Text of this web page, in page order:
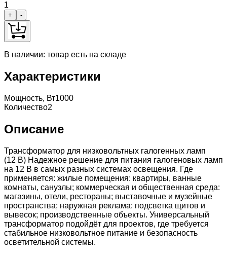
1
+ -
В наличии: товар есть на складе
Характеристики
Мощность, Вт1000
Количество2
Описание
Трансформатор для низковольтных галогенных ламп
(12 В) Надежное решение для питания галогеновых ламп
на 12 В в самых разных системах освещения. Где
применяется: жилые помещения: квартиры, ванные
комнаты, санузлы; коммерческая и общественная среда:
магазины, отели, рестораны; выставочные и музейные
пространства; наружная реклама: подсветка щитов и
вывесок; производственные объекты. Универсальный
трансформатор подойдёт для проектов, где требуется
стабильное низковольтное питание и безопасность
осветительной системы.